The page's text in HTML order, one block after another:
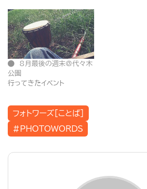
8月最後の週末@代々木
公園
行ってきたイベント
フォトワーズ[ことば]
#PHOTOWORDS